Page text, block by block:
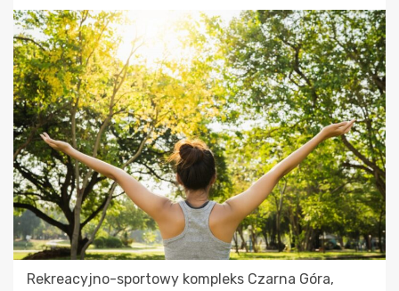
Rekreacyjno-sportowy kompleks Czarna Góra,